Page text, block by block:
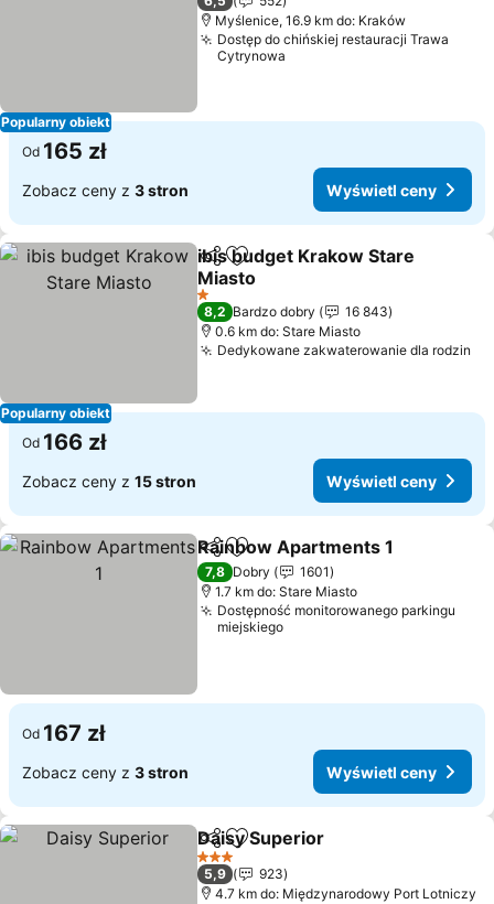
Popularny obiekt
Myślenice, 16.9 km do: Kraków
Dostęp do chińskiej restauracji Trawa
Cytrynowa
Od 165 zł
Zobacz ceny z 3 stron Wyświetl ceny
Popularny obiekt
Udostępnij
Dodaj do ulubionych
ibis budget Krakow Stare
Miasto
Wyświetl ceny
1 Kategoria
8,2 Bardzo dobry
16 843
0.6 km do: Stare Miasto
Dedykowane zakwaterowanie dla rodzin
Od 166 zł
Zobacz ceny z 15 stron Wyświetl ceny
Udostępnij
Dodaj do ulubionych
Rainbow Apartments 1
7,8 Dobry
1601
1.7 km do: Stare Miasto
Dostępność monitorowanego parkingu
miejskiego
Od 167 zł
Zobacz ceny z 3 stron Wyświetl ceny
Udostępnij
Dodaj do ulubionych
Daisy Superior
3 Kategoria
5,9
923
4.7 km do: Międzynarodowy Port Lotniczy